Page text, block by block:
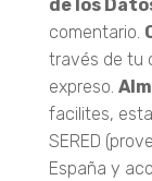
de los
comentario.
través de tu
expreso.
facilites,
SERED
España y